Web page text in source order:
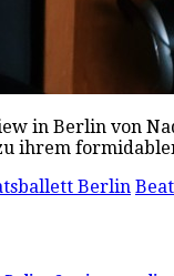
in Berlin von
ihrem
Berlin